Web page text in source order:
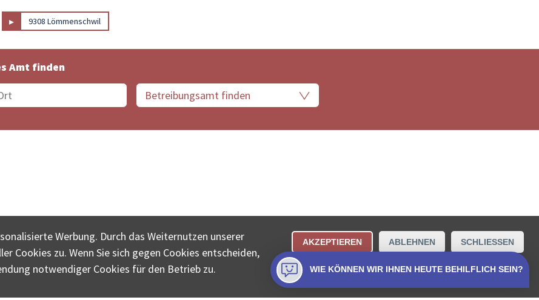
▸ 9308 Lömmenschwil
Amt finden
Werbung. Durch das Weiternutzen unserer
Cookies zu. Wenn Sie sich gegen Cookies entscheiden,
notwendiger Cookies für den Betrieb zu.
AKZEPTIEREN ABLEHNEN SCHLIESSEN
WIE KÖNNEN WIR IHNEN HEUTE BEHILFLICH SEIN?
© COLLECTA AG
plus.ch ist eine Dienstleistungsplattform der Collecta AG.